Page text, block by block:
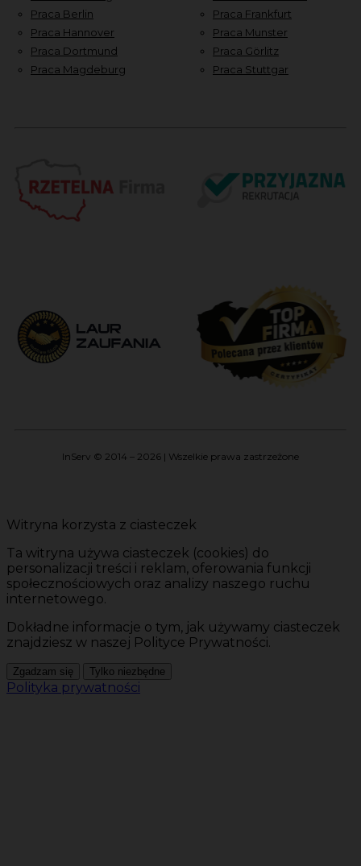
Praca Berlin
Praca Hannover
Praca Dortmund
Praca Magdeburg
Praca Frankfurt
Praca Munster
Praca Görlitz
Praca Stuttgar
InServ © 2014 – 2026 | Wszelkie prawa zastrzeżone
Witryna korzysta z ciasteczek
Ta witryna używa ciasteczek (cookies) do
personalizacji treści i reklam, oferowania funkcji
społecznościowych oraz analizy naszego ruchu
internetowego.
Dokładne informacje o tym, jak używamy ciasteczek
znajdziesz w naszej Polityce Prywatności.
Zgadzam się Tylko niezbędne
Polityka prywatności